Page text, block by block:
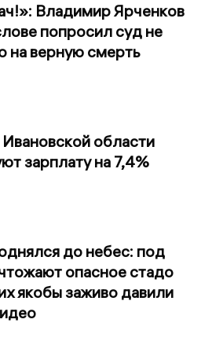
Владимир Ярченков
попросил суд не
на верную смерть
области
зарплату на 7,4%
до небес: под
опасное стадо
якобы заживо давили